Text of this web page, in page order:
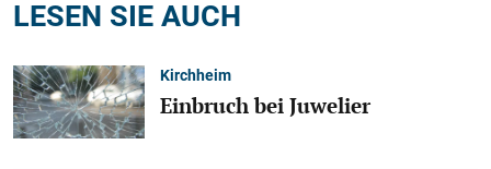
LESEN SIE AUCH
Kirchheim
Einbruch bei Juwelier